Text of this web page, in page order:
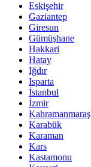
Eskişehir
Gaziantep
Giresun
Gümüşhane
Hakkari
Hatay
Iğdır
Isparta
İstanbul
İzmir
Kahramanmaraş
Karabük
Karaman
Kars
Kastamonu